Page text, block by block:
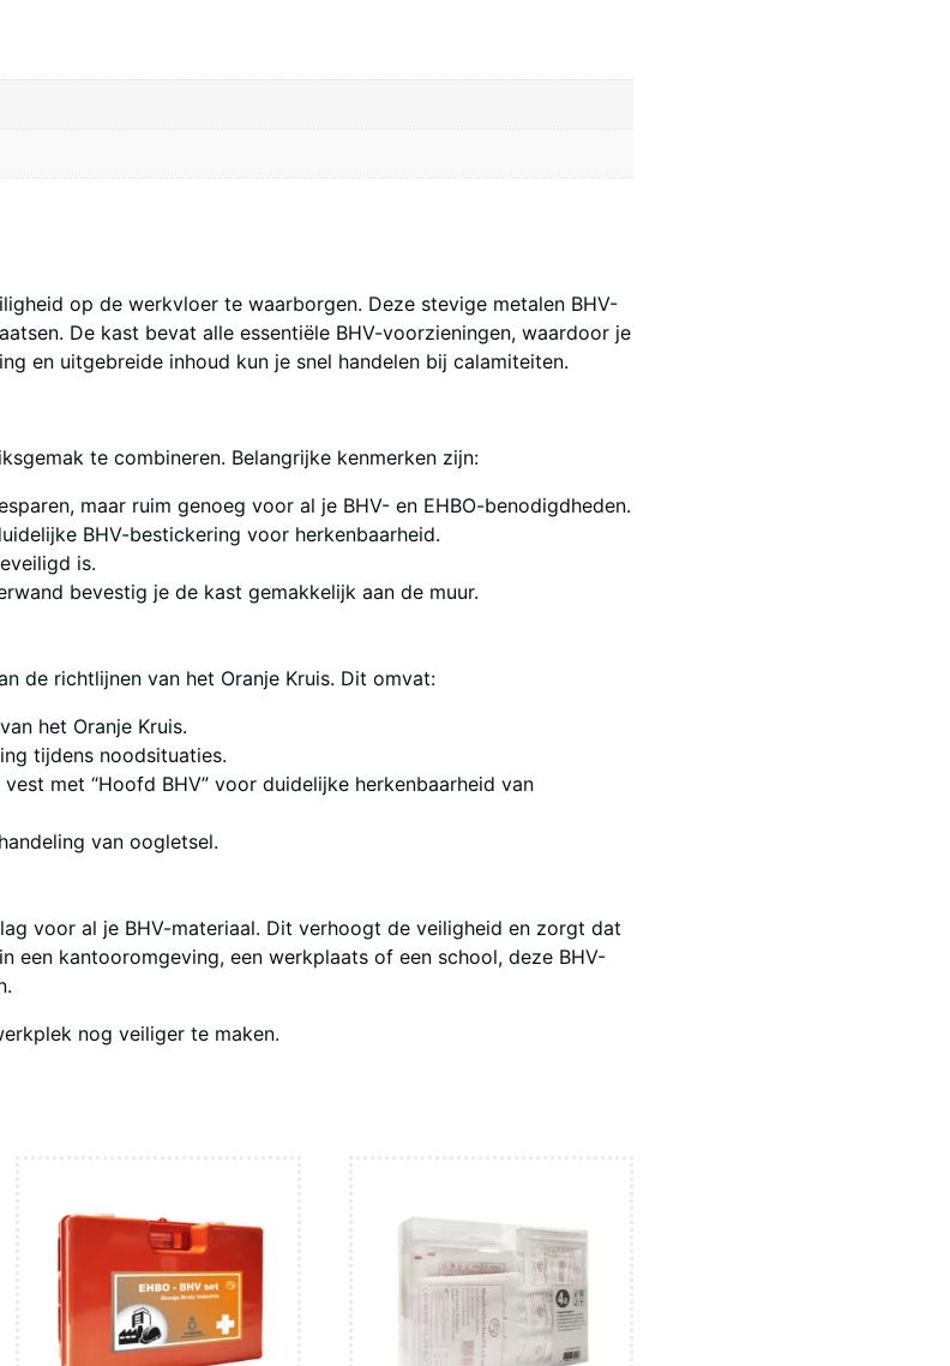
op de werkvloer te waarborgen. Deze stevige metalen BHV-
De kast bevat alle essentiële BHV-voorzieningen, waardoor je
en uitgebreide inhoud kun je snel handelen bij calamiteiten.
te combineren. Belangrijke kenmerken zijn:
maar ruim genoeg voor al je BHV- en EHBO-benodigdheden.
BHV-bestickering voor herkenbaarheid.
is.
bevestig je de kast gemakkelijk aan de muur.
de richtlijnen van het Oranje Kruis. Dit omvat:
het Oranje Kruis.
tijdens noodsituaties.
met “Hoofd BHV” voor duidelijke herkenbaarheid van
van oogletsel.
voor al je BHV-materiaal. Dit verhoogt de veiligheid en zorgt dat
een kantooromgeving, een werkplaats of een school, deze BHV-
nog veiliger te maken.